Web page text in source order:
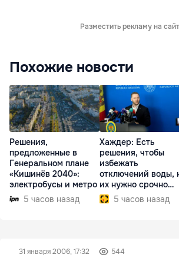
Разместить рекламу на
Похожие новости
Решения,
предложенные в
Генеральном плане
«Кишинёв 2040»:
электробусы и метро
5 часов назад
Хаждер: Есть
решения, чтобы
избежать
отключений воды,
их нужно срочно
внедрить
5 часов назад
31 января 2006, 17:32 544